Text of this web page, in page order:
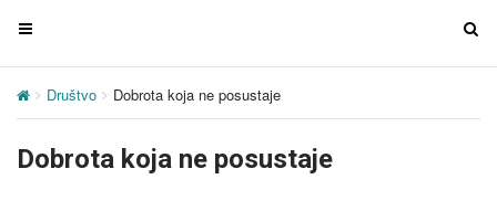
T
g
e
T
Društvo Dobrota koja ne posustaje
Dobrota koja ne posustaje